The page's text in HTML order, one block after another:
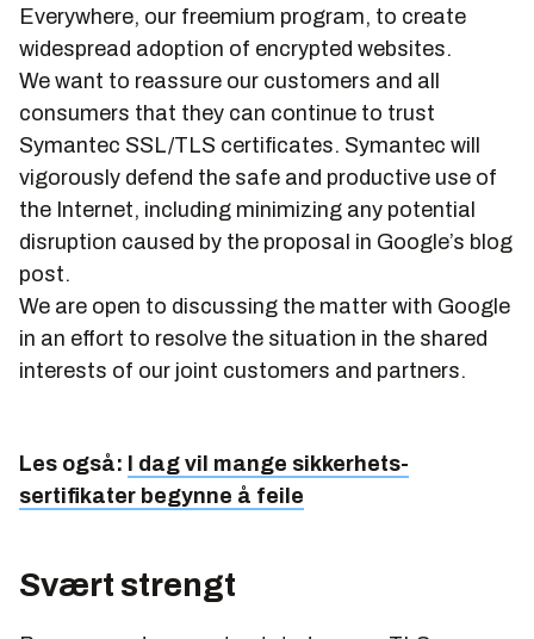
Everywhere, our freemium program, to create
widespread adoption of encrypted websites.
We want to reassure our customers and all
consumers that they can continue to trust
Symantec SSL/TLS certificates. Symantec will
vigorously defend the safe and productive use of
the Internet, including minimizing any potential
disruption caused by the proposal in Google’s blog
post.
We are open to discussing the matter with Google
in an effort to resolve the situation in the shared
interests of our joint customers and partners.
Les også:
I dag vil mange sikkerhets­
sertifikater begynne å feile
Svært strengt